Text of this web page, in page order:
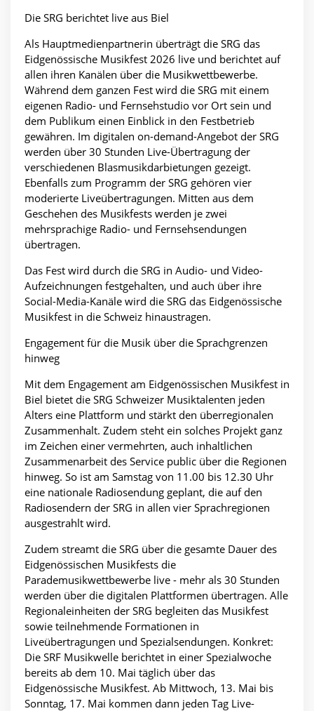
Die SRG berichtet live aus Biel
Als Hauptmedienpartnerin überträgt die SRG das
Eidgenössische Musikfest 2026 live und berichtet auf
allen ihren Kanälen über die Musikwettbewerbe.
Während dem ganzen Fest wird die SRG mit einem
eigenen Radio- und Fernsehstudio vor Ort sein und
dem Publikum einen Einblick in den Festbetrieb
gewähren. Im digitalen on-demand-Angebot der SRG
werden über 30 Stunden Live-Übertragung der
verschiedenen Blasmusikdarbietungen gezeigt.
Ebenfalls zum Programm der SRG gehören vier
moderierte Liveübertragungen. Mitten aus dem
Geschehen des Musikfests werden je zwei
mehrsprachige Radio- und Fernsehsendungen
übertragen.
Das Fest wird durch die SRG in Audio- und Video-
Aufzeichnungen festgehalten, und auch über ihre
Social-Media-Kanäle wird die SRG das Eidgenössische
Musikfest in die Schweiz hinaustragen.
Engagement für die Musik über die Sprachgrenzen
hinweg
Mit dem Engagement am Eidgenössischen Musikfest in
Biel bietet die SRG Schweizer Musiktalenten jeden
Alters eine Plattform und stärkt den überregionalen
Zusammenhalt. Zudem steht ein solches Projekt ganz
im Zeichen einer vermehrten, auch inhaltlichen
Zusammenarbeit des Service public über die Regionen
hinweg. So ist am Samstag von 11.00 bis 12.30 Uhr
eine nationale Radiosendung geplant, die auf den
Radiosendern der SRG in allen vier Sprachregionen
ausgestrahlt wird.
Zudem streamt die SRG über die gesamte Dauer des
Eidgenössischen Musikfests die
Parademusikwettbewerbe live - mehr als 30 Stunden
werden über die digitalen Plattformen übertragen. Alle
Regionaleinheiten der SRG begleiten das Musikfest
sowie teilnehmende Formationen in
Liveübertragungen und Spezialsendungen. Konkret:
Die SRF Musikwelle berichtet in einer Spezialwoche
bereits ab dem 10. Mai täglich über das
Eidgenössische Musikfest. Ab Mittwoch, 13. Mai bis
Sonntag, 17. Mai kommen dann jeden Tag Live-